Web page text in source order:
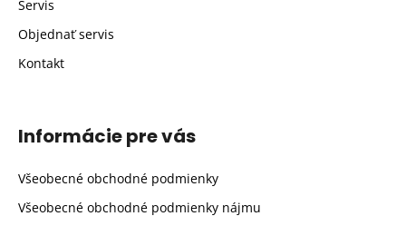
Servis
Objednať servis
Kontakt
Informácie pre vás
Všeobecné obchodné podmienky
Všeobecné obchodné podmienky nájmu